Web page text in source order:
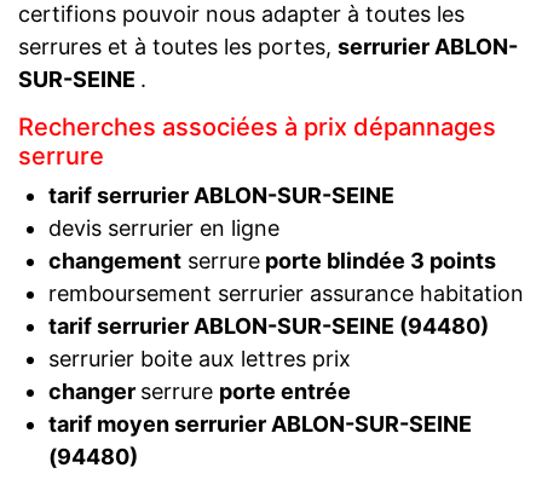
certifions pouvoir nous adapter à toutes les
serrures et à toutes les portes, serrurier ABLON-
SUR-SEINE .
Recherches associées à prix dépannages
serrure
tarif serrurier ABLON-SUR-SEINE
devis serrurier en ligne
changementserrureporte blindée 3 points
remboursement serrurier assurance habitation
tarif serrurier ABLON-SUR-SEINE (94480)
serrurier boite aux lettres prix
changer serrure porte entrée
tarif moyen serrurier ABLON-SUR-SEINE
(94480)